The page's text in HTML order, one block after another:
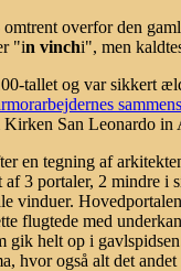
overfor den
"in vinchi", men
tallet og var sikkert
San Leonardo in
en tegning af
3 portaler, 2 mindre i
vinduer.
flugtede med
gik helt op i
hvor også alt det